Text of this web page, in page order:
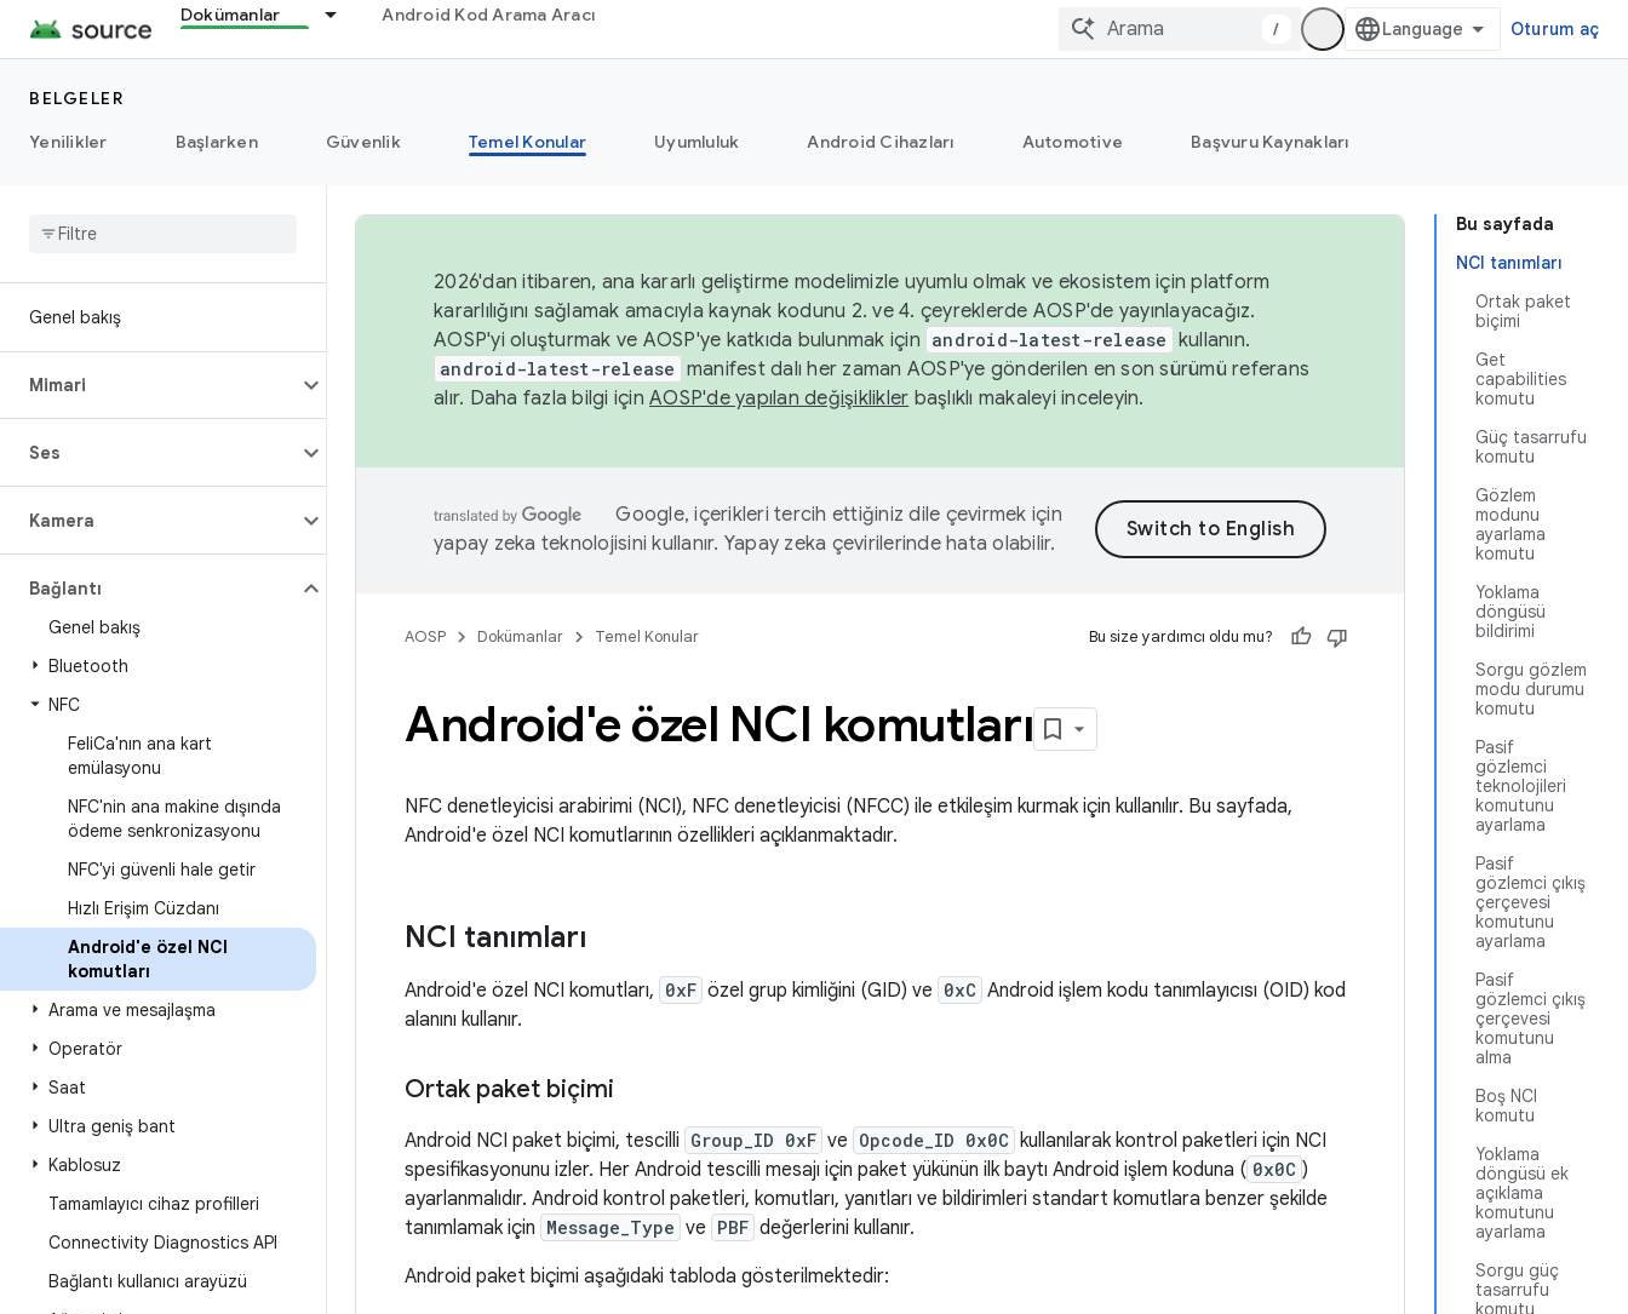
Dokümanlar Android Kod Arama Aracı
/ Oturum aç
BELGELER
Yenilikler
Başlarken Güvenlik Temel Konular Uyumluluk Android Cihazları Automotive Başvuru Kaynakları
Genel bakış
Mimari
Ses
Kamera
Bağlantı
Genel bakış
Bluetooth
NFC
FeliCa'nın ana kart
emülasyonu
NFC'nin ana makine dışında
ödeme senkronizasyonu
NFC'yi güvenli hale getir
Hızlı Erişim Cüzdanı
Android'e özel NCI
komutları
Arama ve mesajlaşma
Operatör
Saat
Ultra geniş bant
Kablosuz
Tamamlayıcı cihaz profilleri
Connectivity Diagnostics API
Bağlantı kullanıcı arayüzü
Bu sayfada
NCI tanımları
Ortak paket
biçimi
Get
capabilities
komutu
Güç tasarrufu
komutu
Gözlem
modunu
ayarlama
komutu
Yoklama
döngüsü
bildirimi
Sorgu gözlem
modu durumu
komutu
Pasif
gözlemci
teknolojileri
komutunu
ayarlama
Pasif
gözlemci çıkış
çerçevesi
komutunu
ayarlama
Pasif
gözlemci çıkış
çerçevesi
komutunu
alma
Boş NCI
komutu
Yoklama
döngüsü ek
açıklama
komutunu
ayarlama
Sorgu güç
tasarrufu
komutu
2026'dan itibaren, ana kararlı geliştirme modelimizle uyumlu olmak ve ekosistem için platform
kararlılığını sağlamak amacıyla kaynak kodunu 2. ve 4. çeyreklerde AOSP'de yayınlayacağız.
AOSP'yi oluşturmak ve AOSP'ye katkıda bulunmak için android-latest-release kullanın.
android-latest-release manifest dalı her zaman AOSP'ye gönderilen en son sürümü referans
alır. Daha fazla bilgi için AOSP'de yapılan değişiklikler başlıklı makaleyi inceleyin.
Google, içerikleri tercih ettiğiniz dile çevirmek için
yapay zeka teknolojisini kullanır. Yapay zeka çevirilerinde hata olabilir.
AOSP Dokümanlar Temel Konular Bu size yardımcı oldu mu?
Android'e özel NCI komutları
NFC denetleyicisi arabirimi (NCI), NFC denetleyicisi (NFCC) ile etkileşim kurmak için kullanılır. Bu sayfada,
Android'e özel NCI komutlarının özellikleri açıklanmaktadır.
NCI tanımları
Android'e özel NCI komutları, 0xF özel grup kimliğini (GID) ve 0xC Android işlem kodu tanımlayıcısı (OID) kod
alanını kullanır.
Ortak paket biçimi
Android NCI paket biçimi, tescilli Group_ID 0xF ve Opcode_ID 0x0C kullanılarak kontrol paketleri için NCI
spesifikasyonunu izler. Her Android tescilli mesajı için paket yükünün ilk baytı Android işlem koduna ( 0x0C )
ayarlanmalıdır. Android kontrol paketleri, komutları, yanıtları ve bildirimleri standart komutlara benzer şekilde
tanımlamak için Message_Type ve PBF değerlerini kullanır.
Android paket biçimi aşağıdaki tabloda gösterilmektedir: